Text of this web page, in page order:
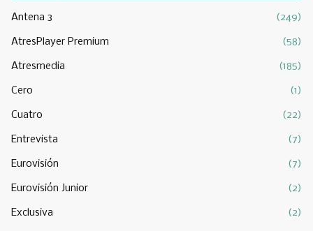
Antena 3 (249)
AtresPlayer Premium (58)
Atresmedia (185)
Cero (1)
Cuatro (22)
Entrevista (7)
Eurovisión (7)
Eurovisión Junior (2)
Exclusiva (2)